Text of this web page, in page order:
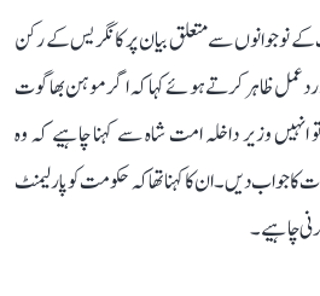
نوجوانوں سے متعلق بیان پر کانگریس کے رکن
ردعمل ظاہر کرتے ہوئے کہا کہ اگر موہن بھاگوت
انہیں وزیر داخلہ امت شاہ سے کہنا چاہیے کہ وہ
کا جواب دیں۔ ان کا کہنا تھا کہ حکومت کو پارلیمنٹ
چاہیے۔